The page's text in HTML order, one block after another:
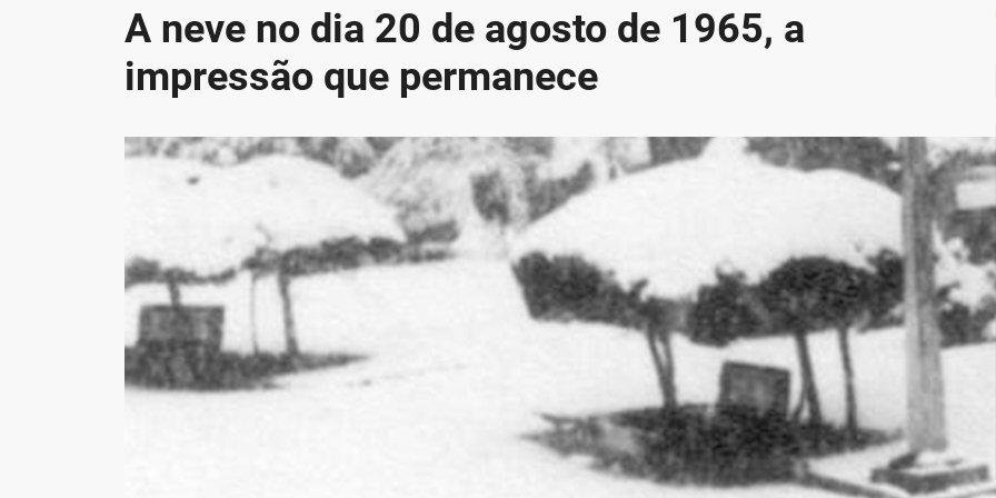
A neve no dia 20 de agosto de 1965, a
impressão que permanece
r
c
h